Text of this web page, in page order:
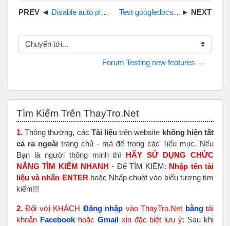
Disable auto play mp3 Test googledocs
Chuyển tới...
Forum Testing new features →
Tìm Kiếm Trên ThayTro.Net
1. Thông thường, các Tài liệu trên website không hiện tất
cả ra ngoài trang chủ - mà để trong các Tiểu mục. Nếu
Bạn là người thông minh thì HÃY SỬ DỤNG CHỨC
NĂNG TÌM KIẾM NHANH - Để TÌM KIẾM: Nhập tên tài
liệu và nhấn ENTER hoặc Nhấp chuột vào biểu tượng tìm
kiếm!!!
2. Đối với KHÁCH Đăng nhập vào ThayTro.Net bằngtài
khoản Facebook hoặc Gmailxin đặc biệt lưu ý: Sau khi